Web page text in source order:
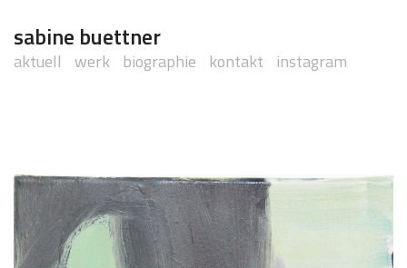
sabine buettner
aktuell werk biographie kontakt instagram